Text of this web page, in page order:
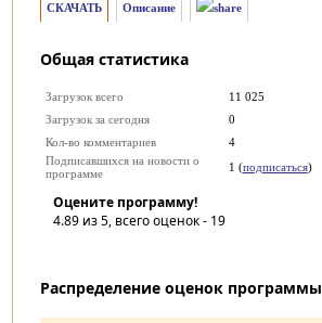
СКАЧАТЬ Описание
Общая статистика
Загрузок всего
11 025
Загрузок за сегодня
0
Кол-во комментариев
4
Подписавшихся на новости о
программе
1 (подписаться)
Оцените программу!
4.89из 5, всего оценок - 19
Распределение оценок программы